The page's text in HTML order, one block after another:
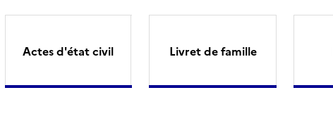
Actes d'état civil Livret de famille